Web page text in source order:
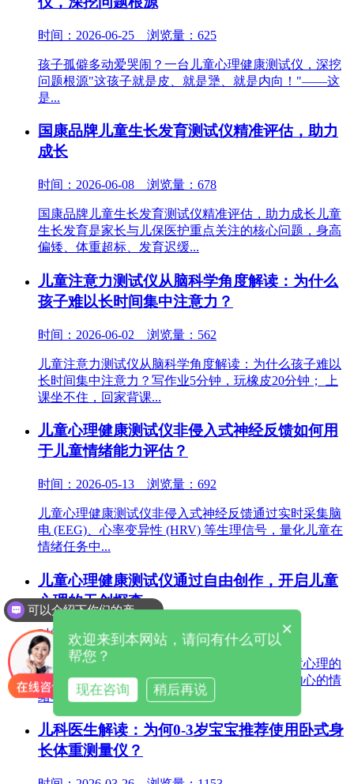
时间：2026-06-25 浏览量：625
孩子孤僻多动爱哭闹？一台儿童心理健康测试仪，深挖
问题根源"这孩子就是皮、就是犟、就是内向！"——这
是...
国康品牌儿童生长发育测试仪精准评估，助力
成长
时间：2026-06-08 浏览量：678
国康品牌儿童生长发育测试仪精准评估，助力成长儿童
生长发育是家长与儿保医护重点关注的核心问题，身高
偏矮、体重超标、发育迟缓...
儿童注意力测试仪从脑科学角度解读：为什么
孩子难以长时间集中注意力？
时间：2026-06-02 浏览量：562
儿童注意力测试仪从脑科学角度解读：为什么孩子难以
长时间集中注意力？写作业5分钟，玩橡皮20分钟； 上
课坐不住，回家背课...
儿童心理健康测试仪非侵入式神经反馈如何用
于儿童情绪能力评估？
时间：2026-05-13 浏览量：692
儿童心理健康测试仪非侵入式神经反馈通过实时采集脑
电 (EEG)、心率变异性 (HRV) 等生理信号，量化儿童在
情绪任务中...
儿童心理健康测试仪通过自由创作，开启儿童
心理的无创探查
时间：2026-04-09 浏览量：693
儿童心理健康测试仪：通过自由创作，开启儿童心理的
无创探查对儿童而言，语言常常难以完全表达内心的情
绪与压力，传统心理测评又...
儿科医生解读：为何0-3岁宝宝推荐使用卧式身
长体重测量仪？
可以介绍下你们的产品么
×
欢迎来到本网站，请问有什么可以
帮您？
现在咨询 稍后再说